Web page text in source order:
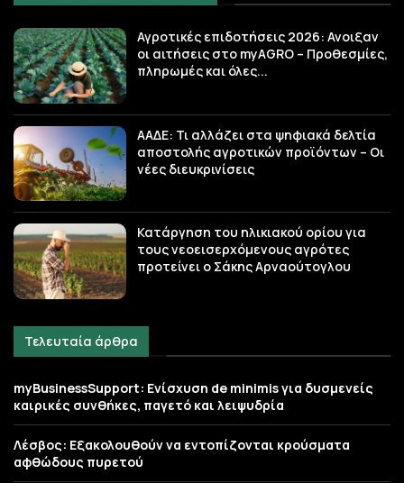
Αγροτικές επιδοτήσεις 2026: Ανοιξαν
οι αιτήσεις στο myAGRO – Προθεσμίες,
πληρωμές και όλες...
ΑΑΔΕ: Τι αλλάζει στα ψηφιακά δελτία
αποστολής αγροτικών προϊόντων – Οι
νέες διευκρινίσεις
Κατάργηση του ηλικιακού ορίου για
τους νεοεισερχόμενους αγρότες
προτείνει ο Σάκης Αρναούτογλου
Τελευταία άρθρα
myBusinessSupport: Ενίσχυση de minimis για δυσμενείς
καιρικές συνθήκες, παγετό και λειψυδρία
Λέσβος: Εξακολουθούν να εντοπίζονται κρούσματα
αφθώδους πυρετού